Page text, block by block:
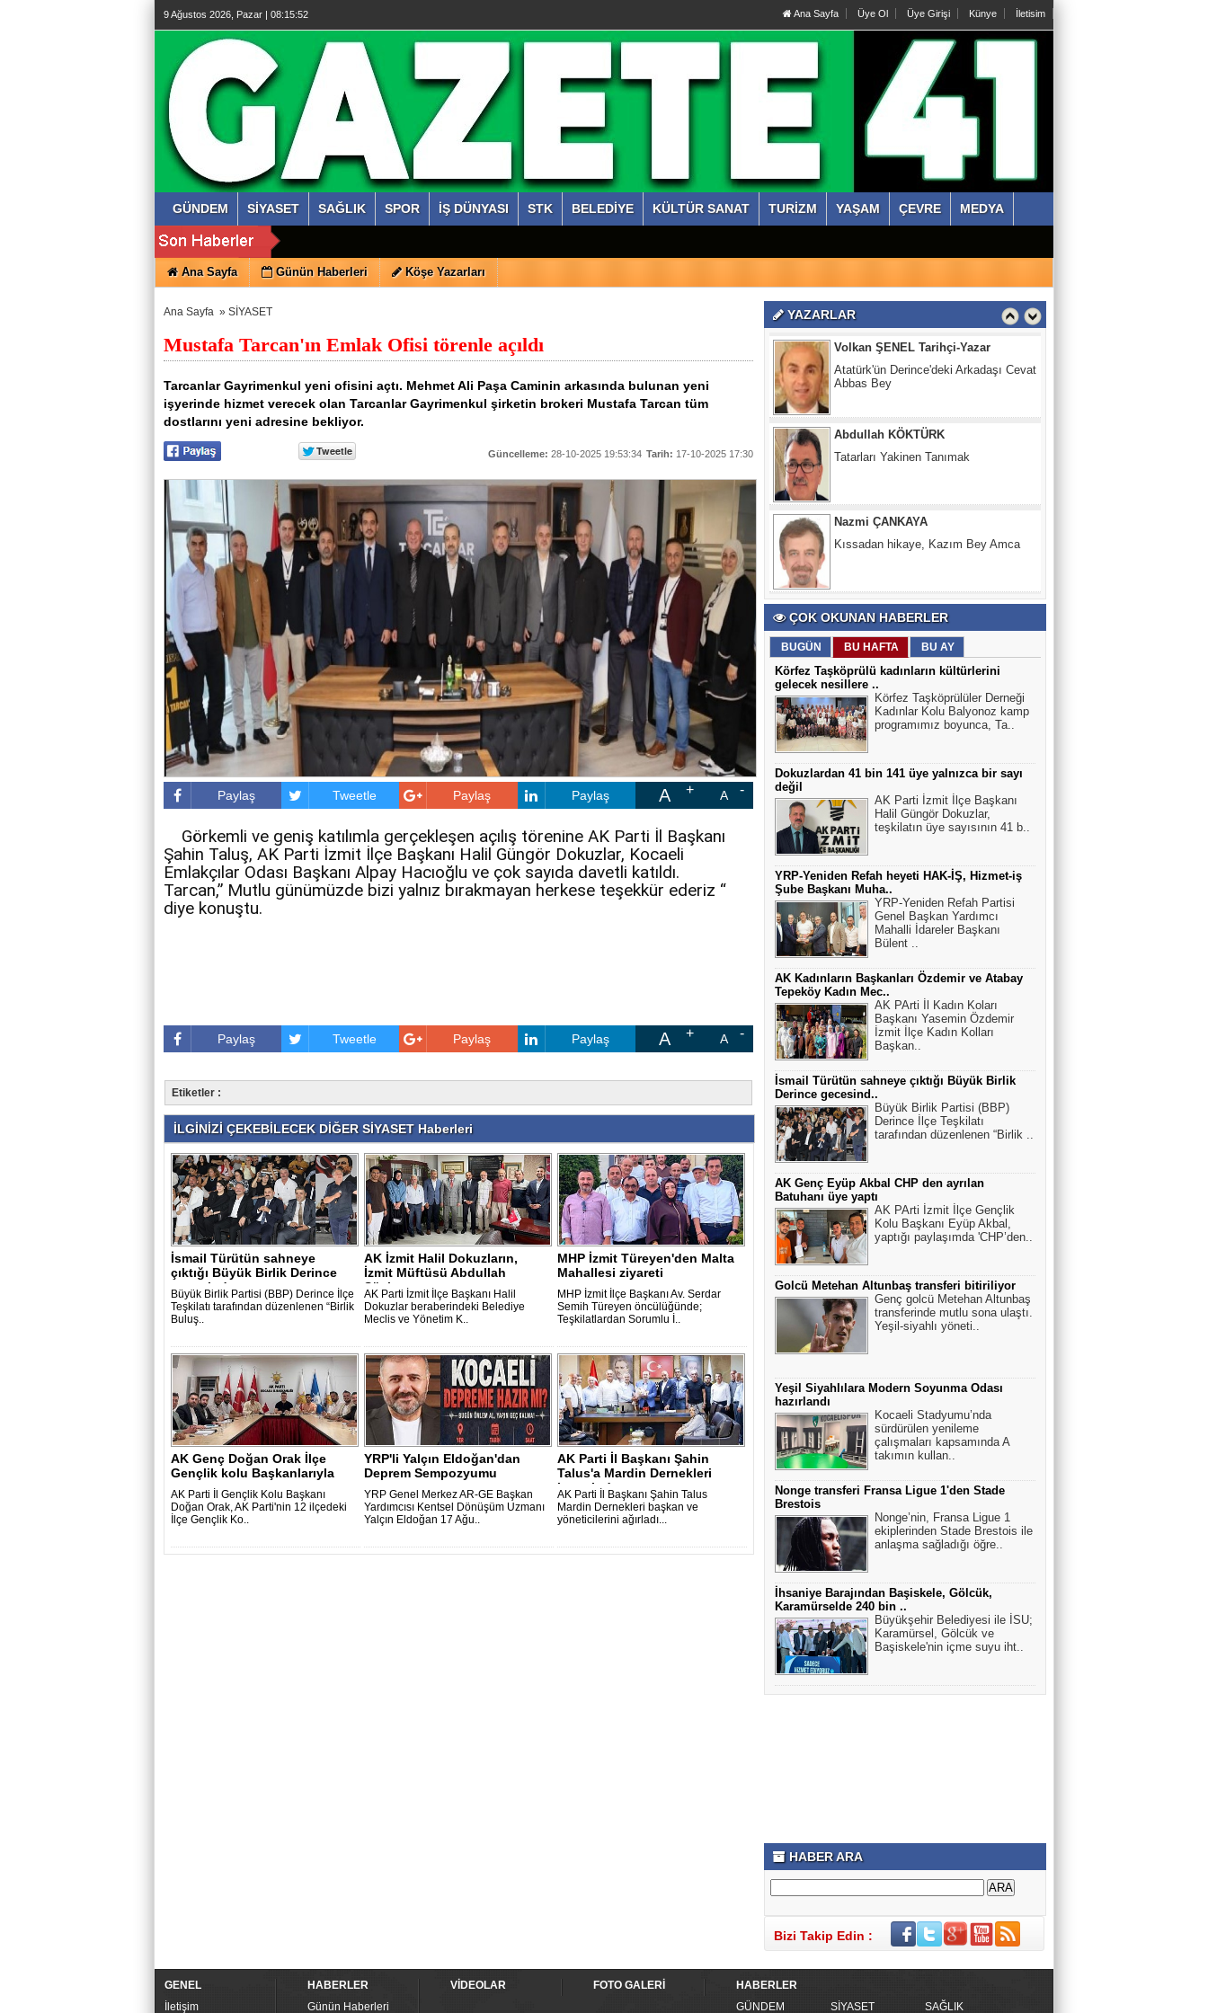
9 Ağustos 2026, Pazar | 08:15:53 Ana Sayfa Üye Ol Üye Girişi Künye İletisim
GÜNDEM SİYASET SAĞLIK SPOR İŞ DÜNYASI STK BELEDİYE KÜLTÜR SANAT TURİZM YAŞAM ÇEVRE MEDYA
Ana Sayfa Günün Haberleri Köşe Yazarları
Ana Sayfa » SİYASET
Mustafa Tarcan'ın Emlak Ofisi törenle açıldı
Tarcanlar Gayrimenkul yeni ofisini açtı. Mehmet Ali Paşa Caminin arkasında bulunan yeni
işyerinde hizmet verecek olan Tarcanlar Gayrimenkul şirketin brokeri Mustafa Tarcan tüm
dostlarını yeni adresine bekliyor.
Güncelleme: 28-10-2025 19:53:34 Tarih: 17-10-2025 17:30
Paylaş Tweetle Paylaş Paylaş A A
Görkemli ve geniş katılımla gerçekleşen açılış törenine AK Parti İl Başkanı
Şahin Taluş, AK Parti İzmit İlçe Başkanı Halil Güngör Dokuzlar, Kocaeli
Emlakçılar Odası Başkanı Alpay Hacıoğlu ve çok sayıda davetli katıldı.
Tarcan,” Mutlu günümüzde bizi yalnız bırakmayan herkese teşekkür ederiz “
diye konuştu.
Paylaş Tweetle Paylaş Paylaş A A
Etiketler :
İLGİNİZİ ÇEKEBİLECEK DİĞER SİYASET Haberleri
İsmail Türütün sahneye
çıktığı Büyük Birlik Derince
gecesind..
Büyük Birlik Partisi (BBP) Derince İlçe
Teşkilatı tarafından düzenlenen “Birlik
Buluş..
AK İzmit Halil Dokuzların,
İzmit Müftüsü Abdullah
Söylemez z..
AK Parti İzmit İlçe Başkanı Halil
Dokuzlar beraberindeki Belediye
Meclis ve Yönetim K..
MHP İzmit Türeyen'den Malta
Mahallesi ziyareti
MHP İzmit İlçe Başkanı Av. Serdar
Semih Türeyen öncülüğünde;
Teşkilatlardan Sorumlu İ..
AK Genç Doğan Orak İlçe
Gençlik kolu Başkanlarıyla
AK Parti İl Gençlik Kolu Başkanı
Doğan Orak, AK Parti'nin 12 ilçedeki
İlçe Gençlik Ko..
YRP'li Yalçın Eldoğan'dan
Deprem Sempozyumu
YRP Genel Merkez AR-GE Başkan
Yardımcısı Kentsel Dönüşüm Uzmanı
Yalçın Eldoğan 17 Ağu..
AK Parti İl Başkanı Şahin
Talus'a Mardin Dernekleri
heyetind..
AK Parti İl Başkanı Şahin Talus
Mardin Dernekleri başkan ve
yöneticilerini ağırladı...
YAZARLAR
Abdullah KÖKTÜRK
Tatarları Yakinen Tanımak
Nazmi ÇANKAYA
Süleyman DURAK
Atatürk'ün Derince'deki Arkadaşı Cevat
Abbas Bey
Abdullah KÖKTÜRK
ÇOK OKUNAN HABERLER
BUGÜN BU HAFTA BU AY
Körfez Taşköprülü kadınların kültürlerini
gelecek nesillere ..
Körfez Taşköprülüler Derneği
Kadınlar Kolu Balyonoz kamp
programımız boyunca, Ta..
Dokuzlardan 41 bin 141 üye yalnızca bir sayı
değil
AK Parti İzmit İlçe Başkanı
Halil Güngör Dokuzlar,
teşkilatın üye sayısının 41 b..
YRP-Yeniden Refah heyeti HAK-İŞ, Hizmet-iş
Şube Başkanı Muha..
YRP-Yeniden Refah Partisi
Genel Başkan Yardımcı
Mahalli İdareler Başkanı
Bülent ..
AK Kadınların Başkanları Özdemir ve Atabay
Tepeköy Kadın Mec..
AK PArti İl Kadın Koları
Başkanı Yasemin Özdemir
İzmit İlçe Kadın Kolları
Başkan..
İsmail Türütün sahneye çıktığı Büyük Birlik
Derince gecesind..
Büyük Birlik Partisi (BBP)
Derince İlçe Teşkilatı
tarafından düzenlenen “Birlik ..
AK Genç Eyüp Akbal CHP den ayrılan
Batuhanı üye yaptı
AK PArti İzmit İlçe Gençlik
Kolu Başkanı Eyüp Akbal,
yaptığı paylaşımda 'CHP’den..
Golcü Metehan Altunbaş transferi bitiriliyor
Genç golcü Metehan Altunbaş
transferinde mutlu sona ulaştı.
Yeşil-siyahlı yöneti..
Yeşil Siyahlılara Modern Soyunma Odası
hazırlandı
Kocaeli Stadyumu’nda
sürdürülen yenileme
çalışmaları kapsamında A
takımın kullan..
Nonge transferi Fransa Ligue 1'den Stade
Brestois
Nonge’nin, Fransa Ligue 1
ekiplerinden Stade Brestois ile
anlaşma sağladığı öğre..
İhsaniye Barajından Başiskele, Gölcük,
Karamürselde 240 bin ..
Büyükşehir Belediyesi ile İSU;
Karamürsel, Gölcük ve
Başiskele'nin içme suyu iht..
HABER ARA
Bizi Takip Edin :
GENEL
İletişim
HABERLER
Günün Haberleri
VİDEOLAR FOTO GALERİ
HABERLER
GÜNDEM
SİYASET SAĞLIK